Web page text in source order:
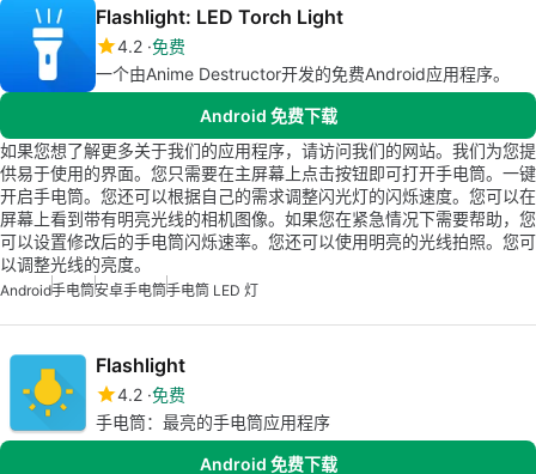
Flashlight: LED Torch Light
4.2 免费
一个由Anime Destructor开发的免费Android应用程序。
Android 免费下载
如果您想了解更多关于我们的应用程序，请访问我们的网站。我们为您提
供易于使用的界面。您只需要在主屏幕上点击按钮即可打开手电筒。一键
开启手电筒。您还可以根据自己的需求调整闪光灯的闪烁速度。您可以在
屏幕上看到带有明亮光线的相机图像。如果您在紧急情况下需要帮助，您
可以设置修改后的手电筒闪烁速率。您还可以使用明亮的光线拍照。您可
以调整光线的亮度。
Android手电筒安卓手电筒手电筒 LED 灯
Flashlight
4.2 免费
手电筒：最亮的手电筒应用程序
Android 免费下载